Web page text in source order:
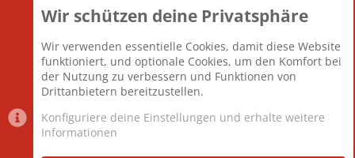
Themen
Mitglieder
12.427
Neuestes Mitglied
Berlin
Wir schützen deine Privatsphäre
Wir verwenden essentielle Cookies, damit diese Website
funktioniert, und optionale Cookies, um den Komfort bei
der Nutzung zu verbessern und Funktionen von
Drittanbietern bereitzustellen.
Konfiguriere deine Einstellungen und erhalte weitere
Informationen